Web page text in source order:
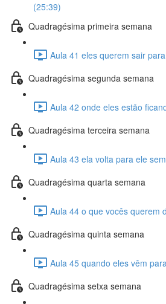
(25:39)
Quadragésima primeira semana
Aula 41 eles querem sair
Quadragésima segunda semana
Aula 42 onde eles estão
Quadragésima terceira semana
Aula 43 ela volta para ele
Quadragésima quarta semana
Aula 44 o que vocês querem
Quadragésima quinta semana
Aula 45 quando eles vêm
Quadragésima setxa semana